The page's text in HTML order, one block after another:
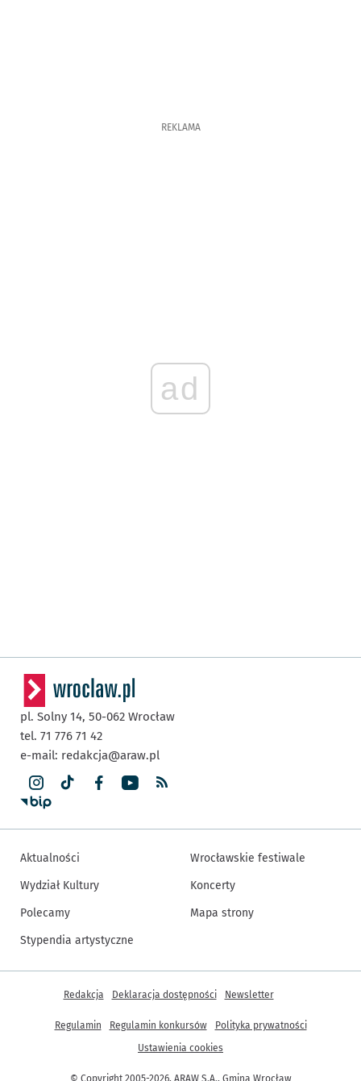
REKLAMA
ad
pl. Solny 14, 50-062 Wrocław
tel. 71 776 71 42
e-mail: redakcja@araw.pl
Aktualności
Wydział Kultury
Polecamy
Stypendia artystyczne
Wrocławskie festiwale
Koncerty
Mapa strony
© Copyright 2005-2026, ARAW S.A., Gmina Wrocław
Inne informacje
Redakcja Deklaracja dostępności Newsletter
Regulamin Regulamin konkursów
Polityka prywatności
Ustawienia cookies